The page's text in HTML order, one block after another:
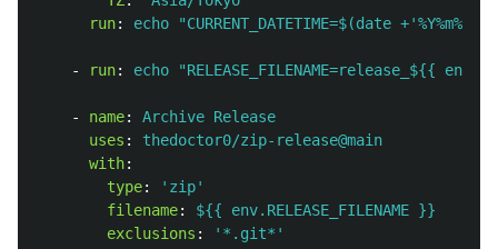
run: echo "CURRENT_DATETIME=$(date +'%Y%m%d-
- run: echo "RELEASE_FILENAME=release_${{
- name:
Archive Release
uses :
thedoctor0/zip-release@main
with:
type: ' zip'
filename:
${{ env.RELEASE_FILENAME }}
exclusions : ' *.git*'